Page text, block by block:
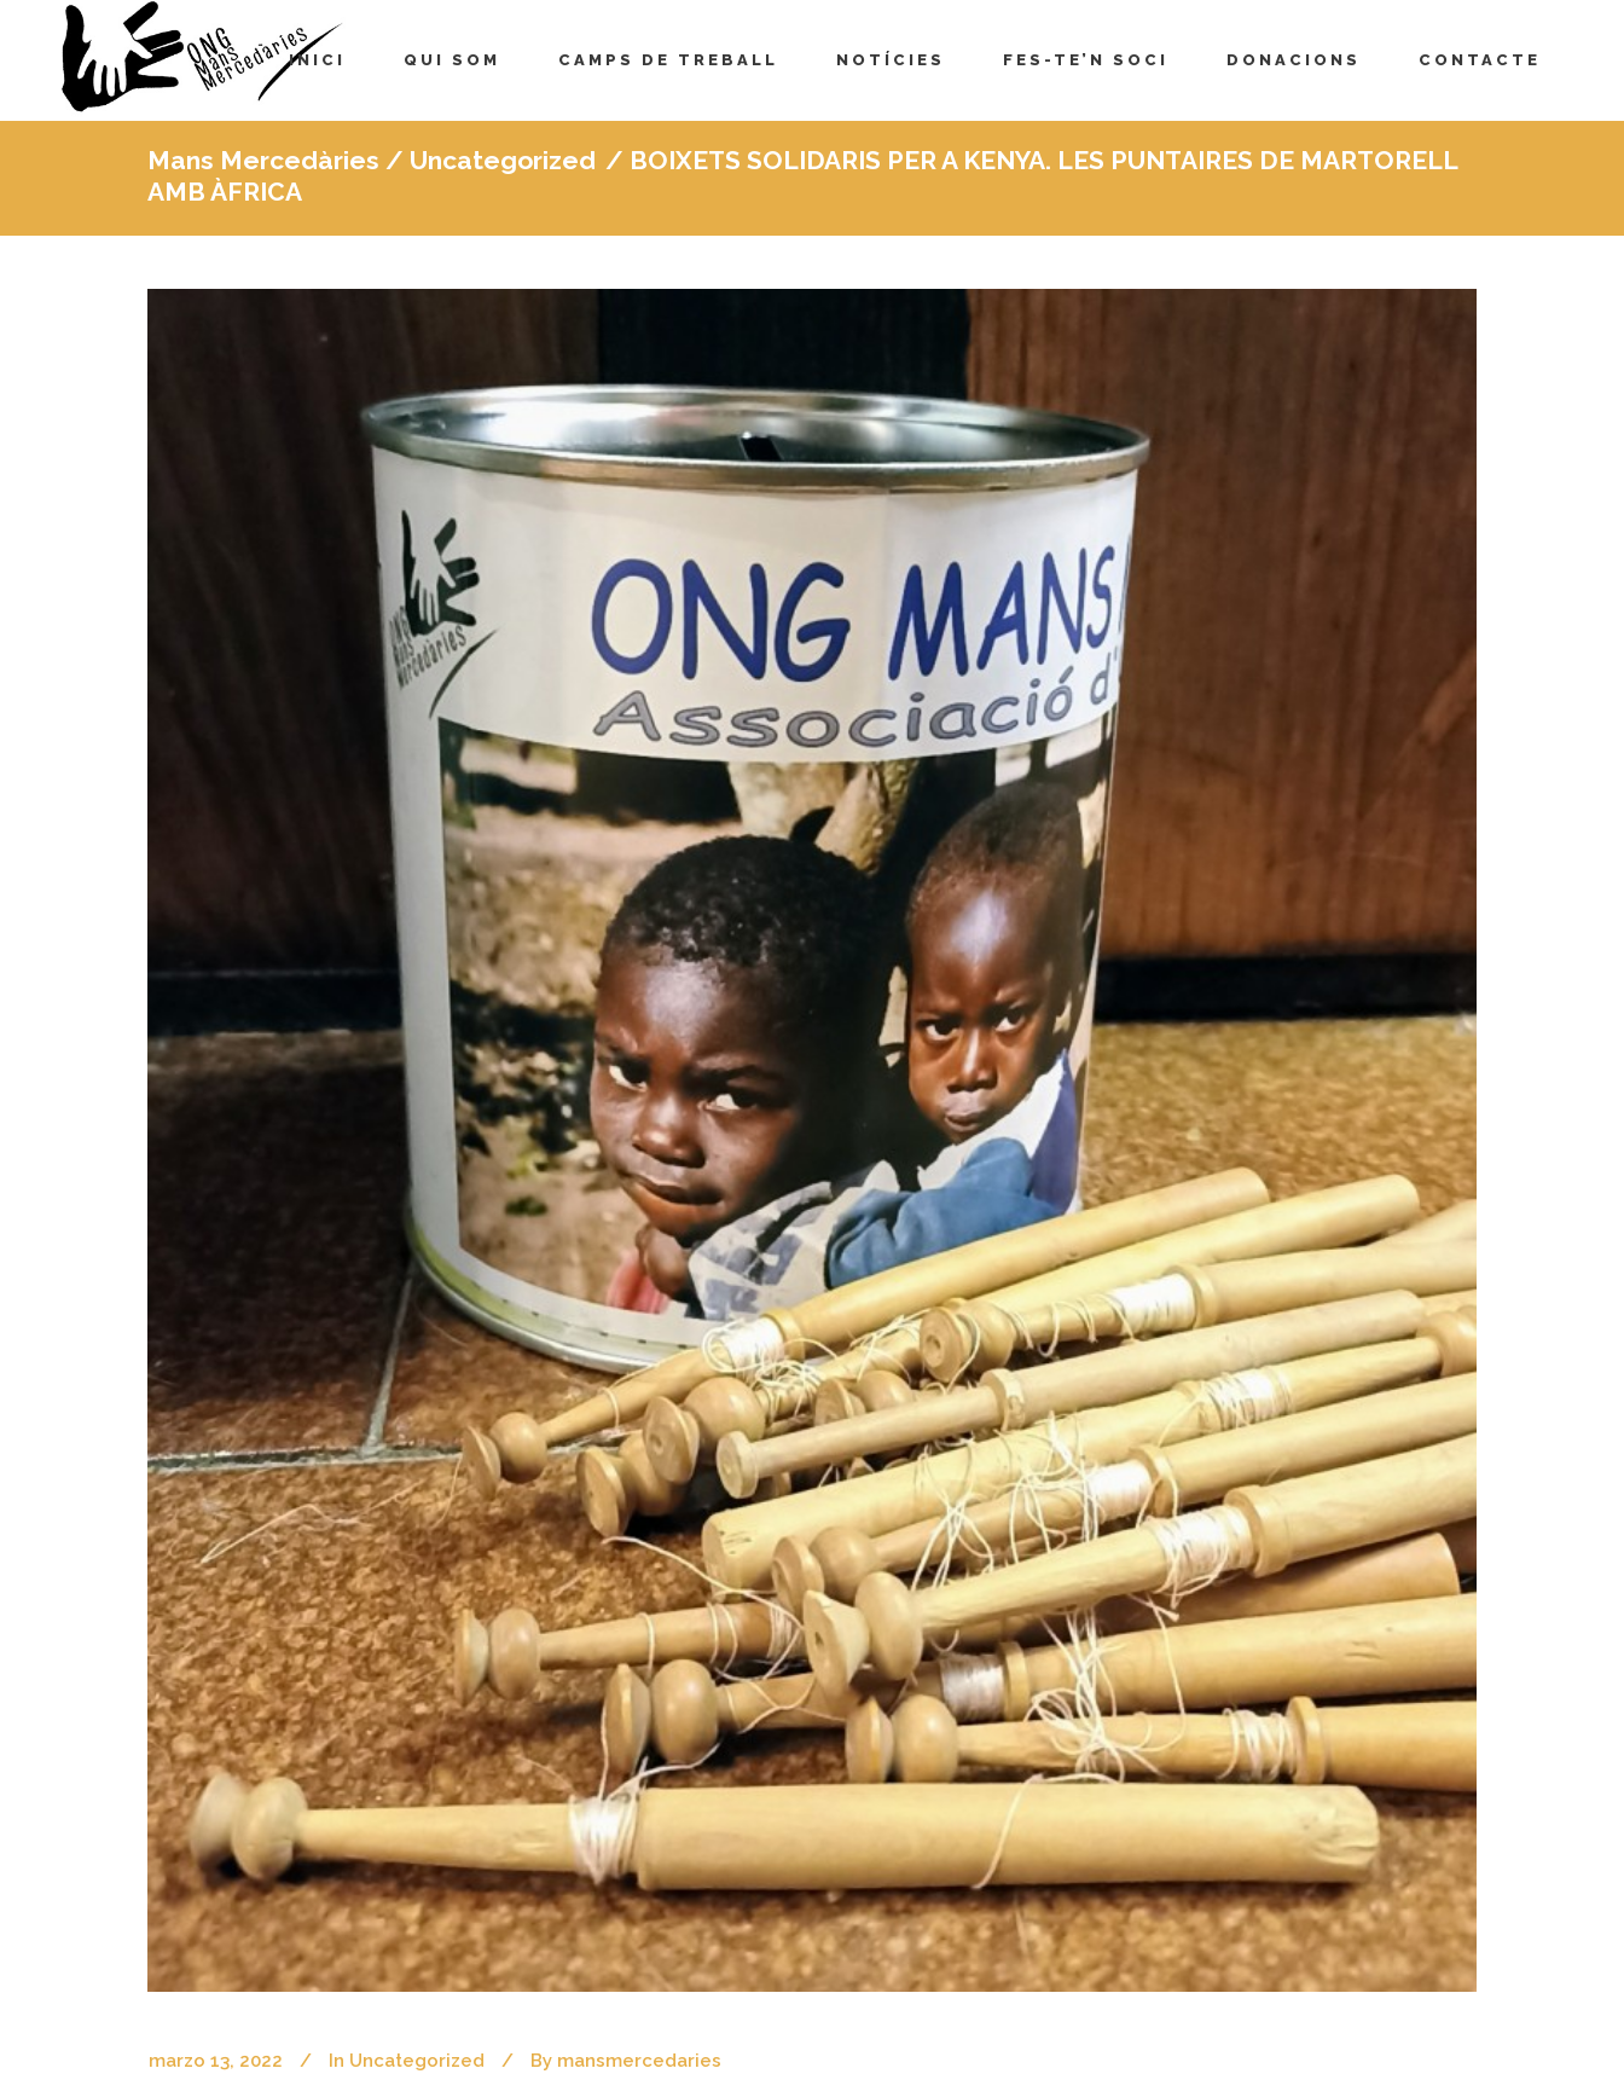
INICI QUI SOM CAMPS DE TREBALL NOTÍCIES FES-TE’N SOCI DONACIONS CONTACTE
Mans Mercedàries / Uncategorized / BOIXETS SOLIDARIS PER A KENYA. LES PUNTAIRES DE MARTORELL
AMB ÀFRICA
marzo 13, 2022 In Uncategorized By mansmercedaries